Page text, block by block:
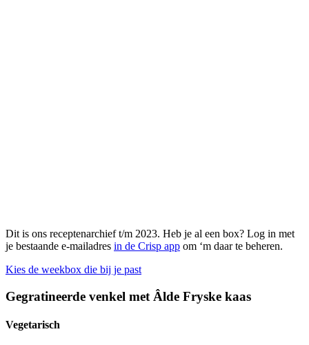
Dit is ons receptenarchief t/m 2023. Heb je al een box? Log in met
je bestaande e-mailadres in de Crisp app om ‘m daar te beheren.
Kies de weekbox die bij je past
Gegratineerde venkel met Âlde Fryske kaas
Vegetarisch